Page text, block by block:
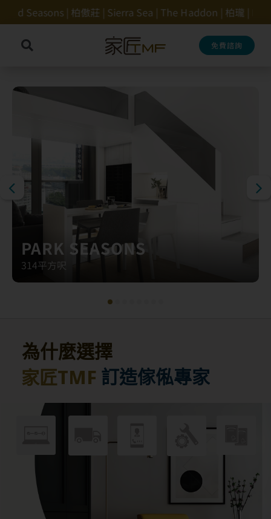
to
content
傲莊 | Sierra Sea | The Haddon | 柏瓏 | NOVO LAND | 黃
Toggle
for:
免費諮詢
PARK SEASONS
314平方呎
為什麼選擇
家匠TMF 訂造傢俬專家